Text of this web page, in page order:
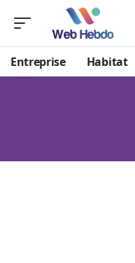
Entreprise Habitat